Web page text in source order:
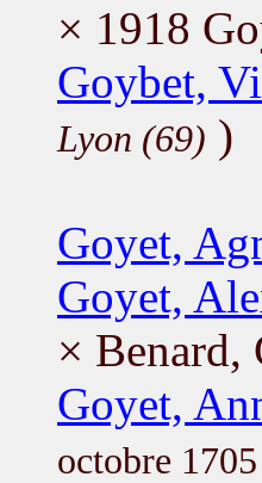
× 1918
Goybet,
Lyon (69) )
Goyet,
Goyet,
× Benard,
Goyet,
octobre 1705